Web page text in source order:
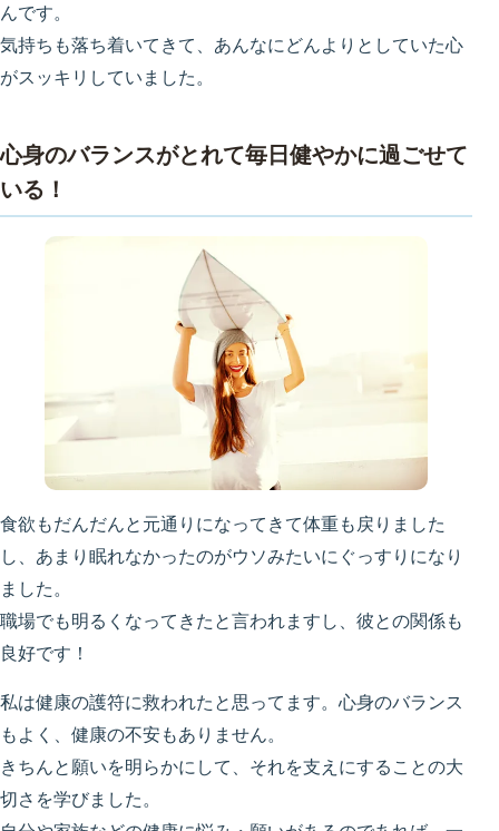
んです。
気持ちも落ち着いてきて、あんなにどんよりとしていた心
がスッキリしていました。
心身のバランスがとれて毎日健やかに過ごせて
いる！
食欲もだんだんと元通りになってきて体重も戻りました
し、あまり眠れなかったのがウソみたいにぐっすりになり
ました。
職場でも明るくなってきたと言われますし、彼との関係も
良好です！
私は健康の護符に救われたと思ってます。心身のバランス
もよく、健康の不安もありません。
きちんと願いを明らかにして、それを支えにすることの大
切さを学びました。